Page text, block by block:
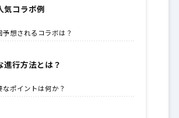
気コラボ例
予想されるコラボは？
進行方法とは？
なポイントは何か？